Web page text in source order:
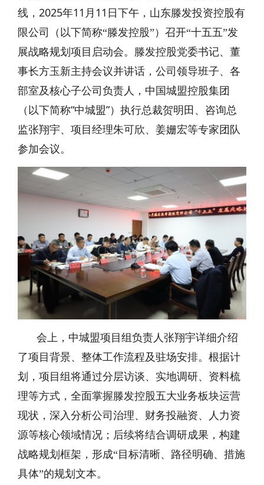
线， 2025年11 月 11 日下午，山东滕发投资控股有
限公司（以下简称“滕发控股”）召开“十五五”发
展战略规划项目启动会。滕发控股党委书记、董
事长方玉新主持会议并讲话，公司领导班子、各
部室及核心子公司负责人，中国城盟控股集团
（以下简称“中城盟”）执行总裁贺明田、咨询总
监张翔宇、项目经理朱可欣、姜姗宏等专家团队
参加会议。
会上，中城盟项目组负责人张翔宇详细介绍
了项目背景、整体工作流程及驻场安排。根据计
划，项目组将通过分层访谈、实地调研、资料梳
理等方式，全面掌握滕发控股五大业务板块运营
现状，深入分析公司治理、财务投融资、人力资
源等核心领域情况；后续将结合调研成果，构建
战略规划框架，形成“目标清晰、路径明确、措施
具体”的规划文本。